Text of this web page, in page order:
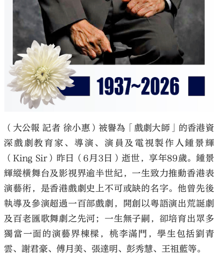
（大公報 記者 徐小惠）被譽為「戲劇大師」的香港資
深戲劇教育家、導演、演員及電視製作人鍾景輝
（King Sir）昨日（6月3日）逝世，享年89歲。鍾景
輝縱橫舞台及影視界逾半世紀，一生致力推動香港表
演藝術，是香港戲劇史上不可或缺的名字。他曾先後
執導及參演超過一百部戲劇，開創以粵語演出荒誕劇
及百老匯歌舞劇之先河；一生無子嗣，卻培育出眾多
獨當一面的演藝界棟樑，桃李滿門，學生包括劉青
雲、謝君豪、傅月美、張達明、彭秀慧、王祖藍等。